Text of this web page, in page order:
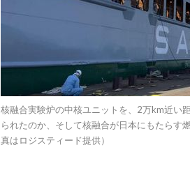
核融合実験炉の中核ユニットを、2万km近い
られたのか、そして核融合が日本にもたらす
真はロジスティード提供）